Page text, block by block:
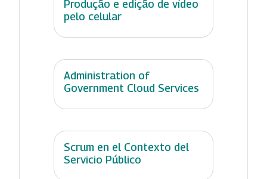
Produção e edição de vídeo
pelo celular
Administration of
Government Cloud Services
Scrum en el Contexto del
Servicio Público